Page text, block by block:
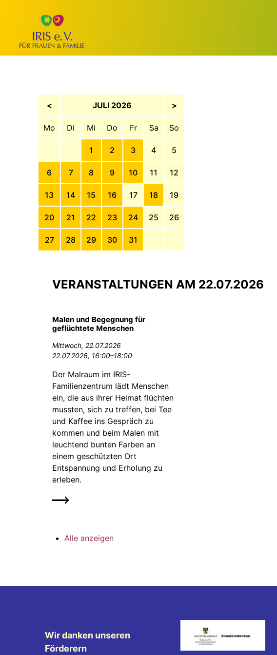
< JULI 2026 >
Mo Di Mi Do Fr Sa So
1 2 3 4 5
6 7 8 9 10 11 12
13 14 15 16 17 18 19
20 21 22 23 24 25 26
27 28 29 30 31
VERANSTALTUNGEN AM 22.07.2026
Malen und Begegnung für
geflüchtete Menschen
Mittwoch, 22.07.2026
22.07.2026, 16:00–18:00
Der Malraum im IRIS-
Familienzentrum lädt Menschen
ein, die aus ihrer Heimat flüchten
mussten, sich zu treffen, bei Tee
und Kaffee ins Gespräch zu
kommen und beim Malen mit
leuchtend bunten Farben an
einem geschützten Ort
Entspannung und Erholung zu
erleben.
Alle anzeigen
Wir danken unseren
Förderern